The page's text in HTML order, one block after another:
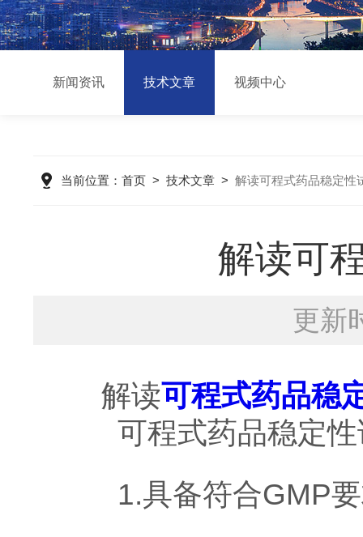
新闻资讯 技术文章 视频中心
当前位置： 首页> 技术文章> 解读可程式药品稳定性
解读可
更新
解读可程式药品稳
可程式药品稳定性
1.具备符合GMP要